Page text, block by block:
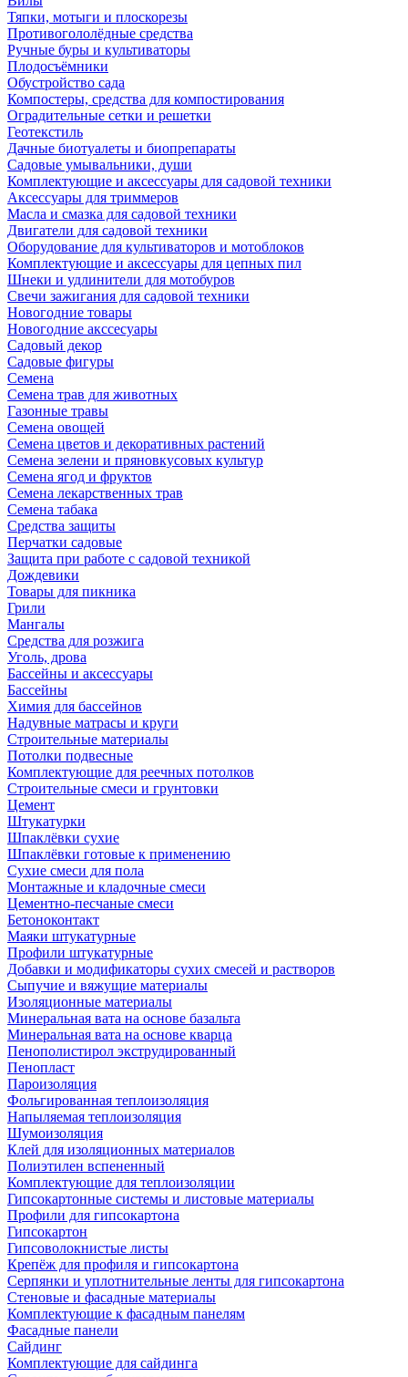
Тяпки, мотыги и плоскорезы
Противогололёдные средства
Ручные буры и культиваторы
Плодосъёмники
Обустройство сада
Компостеры, средства для компостирования
Оградительные сетки и решетки
Геотекстиль
Дачные биотуалеты и биопрепараты
Садовые умывальники, души
Комплектующие и аксессуары для садовой техники
Аксессуары для триммеров
Масла и смазка для садовой техники
Двигатели для садовой техники
Оборудование для культиваторов и мотоблоков
Комплектующие и аксессуары для цепных пил
Шнеки и удлинители для мотобуров
Свечи зажигания для садовой техники
Новогодние товары
Новогодние акссесуары
Садовый декор
Садовые фигуры
Семена
Семена трав для животных
Газонные травы
Семена овощей
Семена цветов и декоративных растений
Семена зелени и пряновкусовых культур
Семена ягод и фруктов
Семена лекарственных трав
Семена табака
Средства защиты
Перчатки садовые
Защита при работе с садовой техникой
Дождевики
Товары для пикника
Грили
Мангалы
Средства для розжига
Уголь, дрова
Бассейны и аксессуары
Бассейны
Химия для бассейнов
Надувные матрасы и круги
Строительные материалы
Потолки подвесные
Комплектующие для реечных потолков
Строительные смеси и грунтовки
Цемент
Штукатурки
Шпаклёвки сухие
Шпаклёвки готовые к применению
Сухие смеси для пола
Монтажные и кладочные смеси
Цементно-песчаные смеси
Бетоноконтакт
Маяки штукатурные
Профили штукатурные
Добавки и модификаторы сухих смесей и растворов
Сыпучие и вяжущие материалы
Изоляционные материалы
Минеральная вата на основе базальта
Минеральная вата на основе кварца
Пенополистирол экструдированный
Пенопласт
Пароизоляция
Фольгированная теплоизоляция
Напыляемая теплоизоляция
Шумоизоляция
Клей для изоляционных материалов
Полиэтилен вспененный
Комплектующие для теплоизоляции
Гипсокартонные системы и листовые материалы
Профили для гипсокартона
Гипсокартон
Гипсоволокнистые листы
Крепёж для профиля и гипсокартона
Серпянки и уплотнительные ленты для гипсокартона
Стеновые и фасадные материалы
Комплектующие к фасадным панелям
Фасадные панели
Сайдинг
Комплектующие для сайдинга